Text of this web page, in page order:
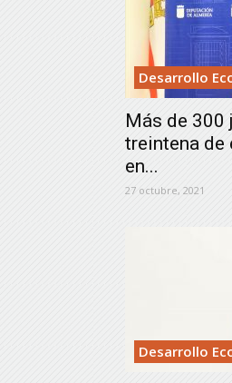
Desarrollo
Más de 300
treintena de
en...
27 octubre, 2021
Desarrollo